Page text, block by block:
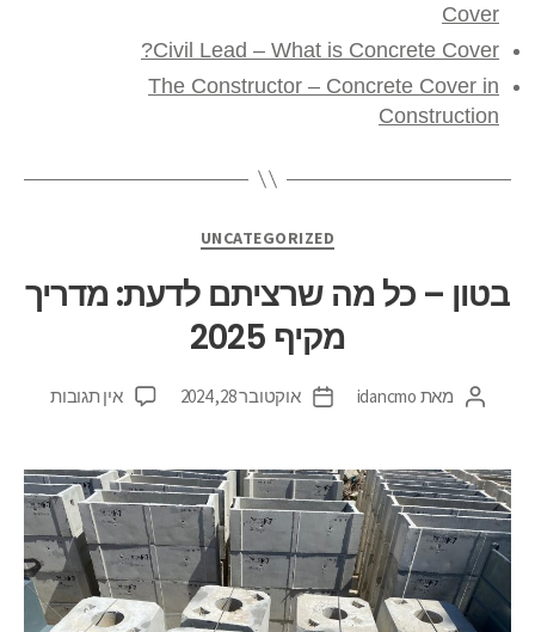
Cover
Civil Lead – What is Concrete Cover?
The Constructor – Concrete Cover in
Construction
UNCATEGORIZED
בטון – כל מה שרציתם לדעת: מדריך
מקיף 2025
מאת idancmo אוקטובר 28, 2024 אין תגובות